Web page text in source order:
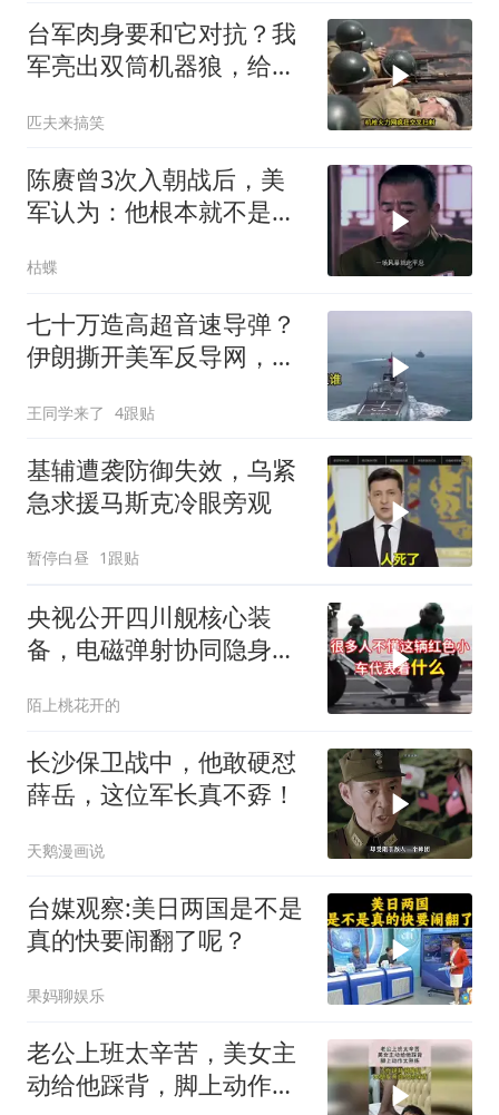
台军肉身要和它对抗？我
军亮出双筒机器狼，给登
匹夫来搞笑
陈赓曾3次入朝战后，美
军认为：他根本就不是来
枯蝶
七十万造高超音速导弹？
伊朗撕开美军反导网，炸
王同学来了 4跟贴
基辅遭袭防御失效，乌紧
急求援马斯克冷眼旁观
暂停白昼 1跟贴
央视公开四川舰核心装
备，电磁弹射协同隐身无
陌上桃花开的
长沙保卫战中，他敢硬怼
薛岳，这位军长真不孬！
天鹅漫画说
台媒观察:美日两国是不是
真的快要闹翻了呢？
果妈聊娱乐
老公上班太辛苦，美女主
动给他踩背，脚上动作太